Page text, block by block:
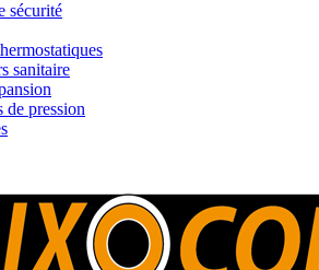
sécurité
sanitaire
de pression